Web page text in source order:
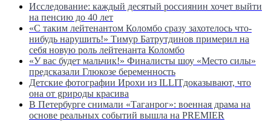
Исследование: каждый десятый россиянин хочет выйти
на пенсию до 40 лет
«С таким лейтенантом Коломбо сразу захотелось что-
нибудь нарушить!» Тимур Батрутдинов примерил на
себя новую роль лейтенанта Коломбо
«У вас будет мальчик!» Финалисты шоу «Место силы»
предсказали Глюкозе беременность
Детские фотографии Ирохи из ILLITдоказывают, что
она от gрироды красива
В Петербурге снимали «Таганрог»: военная драма на
основе реальных событий вышла на PREMIER